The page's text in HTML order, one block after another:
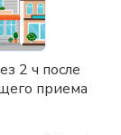
2 ч после
приема